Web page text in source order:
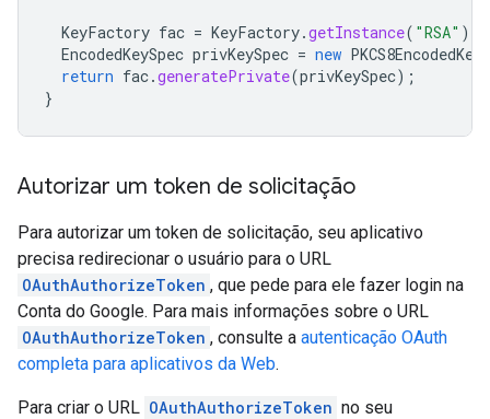
KeyFactory fac = KeyFactory.getInstance( "RSA" );
EncodedKeySpec privKeySpec = new
return fac.generatePrivate(privKeySpec);
}
Autorizar um token de solicitação
Para autorizar um token de solicitação, seu aplicativo
precisa redirecionar o usuário para o URL
OAuthAuthorizeToken , que pede para ele fazer login na
Conta do Google. Para mais informações sobre o URL
OAuthAuthorizeToken , consulte a autenticação OAuth
completa para aplicativos da Web.
Para criar o URL OAuthAuthorizeToken no seu